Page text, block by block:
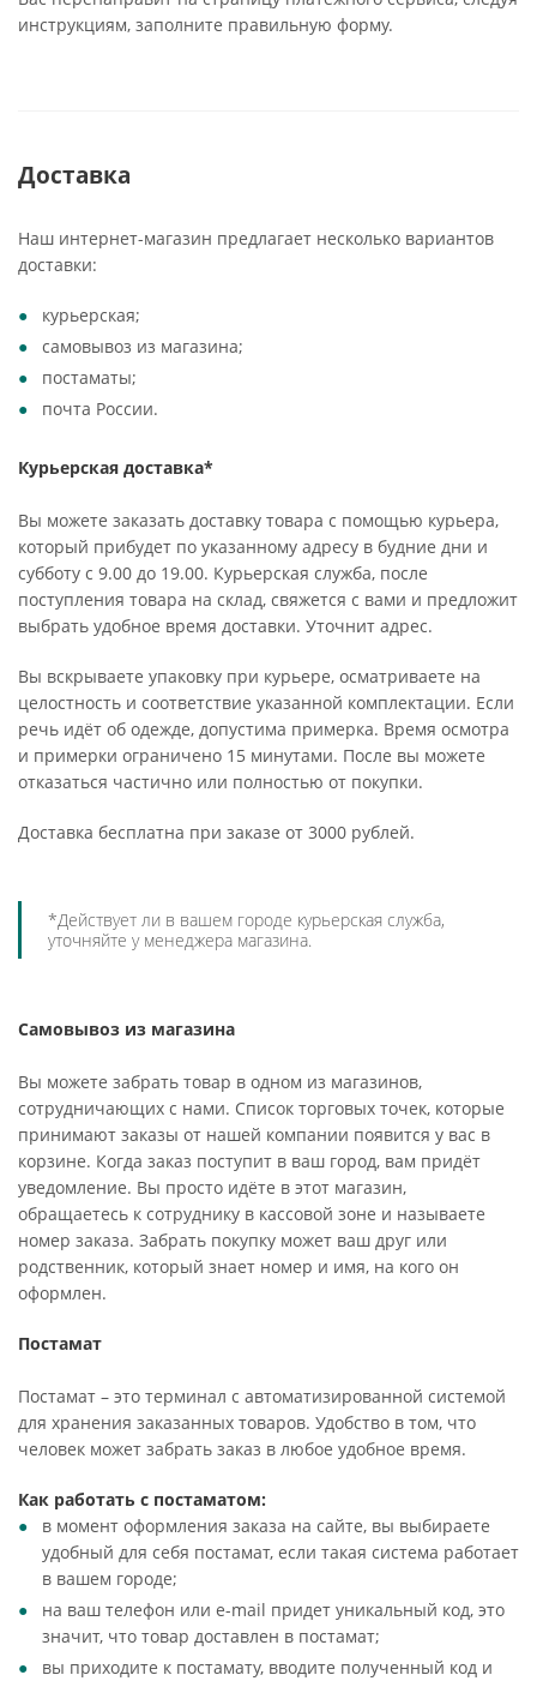
инструкциям, заполните правильную форму.
Доставка
Наш интернет-магазин предлагает несколько вариантов
доставки:
курьерская;
самовывоз из магазина;
постаматы;
почта России.
Курьерская доставка*
Вы можете заказать доставку товара с помощью курьера,
который прибудет по указанному адресу в будние дни и
субботу с 9.00 до 19.00. Курьерская служба, после
поступления товара на склад, свяжется с вами и предложит
выбрать удобное время доставки. Уточнит адрес.
Вы вскрываете упаковку при курьере, осматриваете на
целостность и соответствие указанной комплектации. Если
речь идёт об одежде, допустима примерка. Время осмотра
и примерки ограничено 15 минутами. После вы можете
отказаться частично или полностью от покупки.
Доставка бесплатна при заказе от 3000 рублей.
*Действует ли в вашем городе курьерская служба,
уточняйте у менеджера магазина.
Самовывоз из магазина
Вы можете забрать товар в одном из магазинов,
сотрудничающих с нами. Список торговых точек, которые
принимают заказы от нашей компании появится у вас в
корзине. Когда заказ поступит в ваш город, вам придёт
уведомление. Вы просто идёте в этот магазин,
обращаетесь к сотруднику в кассовой зоне и называете
номер заказа. Забрать покупку может ваш друг или
родственник, который знает номер и имя, на кого он
оформлен.
Постамат
Постамат – это терминал с автоматизированной системой
для хранения заказанных товаров. Удобство в том, что
человек может забрать заказ в любое удобное время.
Как работать с постаматом:
в момент оформления заказа на сайте, вы выбираете
удобный для себя постамат, если такая система работает
в вашем городе;
на ваш телефон или e-mail придет уникальный код, это
значит, что товар доставлен в постамат;
вы приходите к постамату, вводите полученный код и